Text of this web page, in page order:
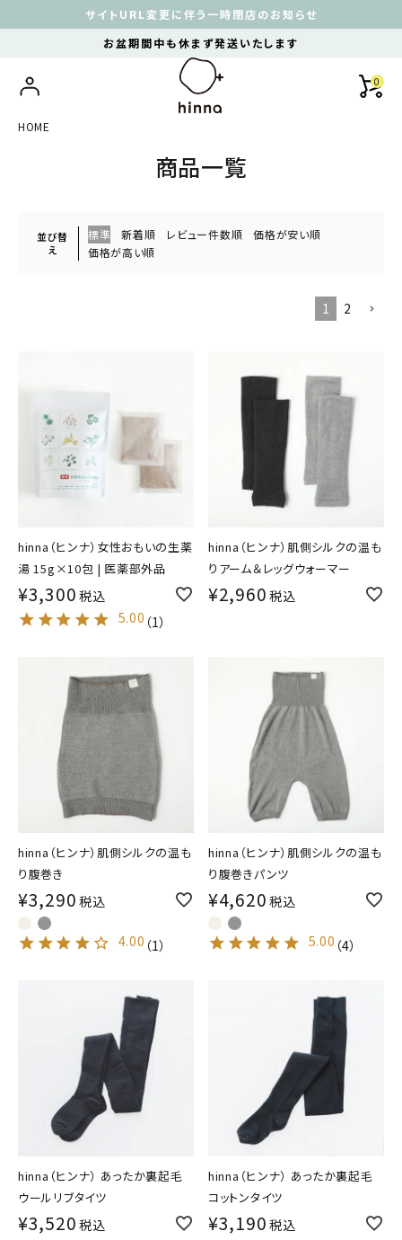
サイトURL変更に伴う一時閉店のお知らせ
お盆期間中も休まず発送いたします
0
HOME
商品一覧
並び替
え
標準 新着順 レビュー件数順
価格が安い順
価格が高い順
1 2
hinna（ヒンナ）女性おもいの生薬
湯 15g×10包 | 医薬部外品
¥3,300 税込
5.00 （1）
hinna（ヒンナ）肌側シルクの温も
りアーム＆レッグウォーマー
¥2,960 税込
hinna（ヒンナ）肌側シルクの温も
り腹巻き
¥3,290 税込
4.00 （1）
hinna（ヒンナ）肌側シルクの温も
り腹巻きパンツ
¥4,620 税込
5.00 （4）
hinna（ヒンナ） あったか裏起毛
ウールリブタイツ
¥3,520 税込
hinna（ヒンナ） あったか裏起毛
コットンタイツ
¥3,190 税込